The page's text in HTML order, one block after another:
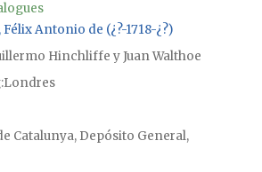
Antonio de (¿?-1718-¿?)
Hinchliffe y Juan Walthoe
Londres
Catalunya, Depósito General,